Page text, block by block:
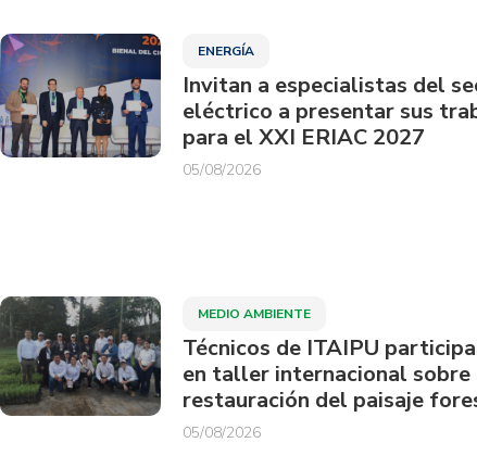
ENERGÍA
Invitan a especialistas del
eléctrico a presentar sus
para el XXI ERIAC 2027
05/08/2026
MEDIO AMBIENTE
Técnicos de ITAIPU
en taller internacional sobre
restauración del paisaje
05/08/2026